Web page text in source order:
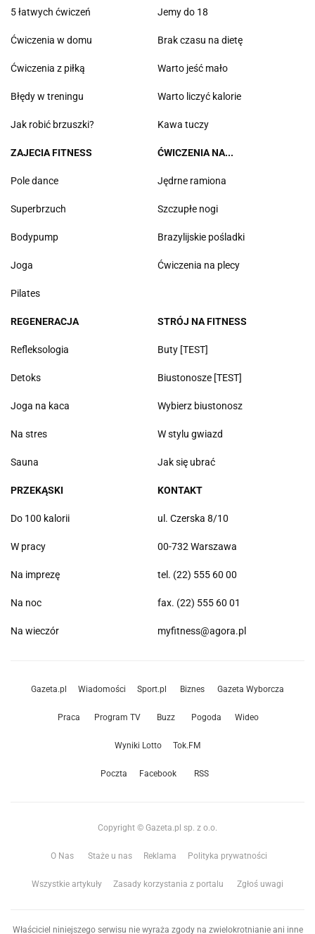
5 łatwych ćwiczeń
Ćwiczenia w domu
Ćwiczenia z piłką
Błędy w treningu
Jak robić brzuszki?
Jemy do 18
Brak czasu na dietę
Warto jeść mało
Warto liczyć kalorie
Kawa tuczy
ZAJECIA FITNESS
Pole dance
Superbrzuch
Bodypump
Joga
Pilates
ĆWICZENIA NA...
Jędrne ramiona
Szczupłe nogi
Brazylijskie pośladki
Ćwiczenia na plecy
REGENERACJA
Refleksologia
Detoks
Joga na kaca
Na stres
Sauna
STRÓJ NA FITNESS
Buty [TEST]
Biustonosze [TEST]
Wybierz biustonosz
W stylu gwiazd
Jak się ubrać
PRZEKĄSKI
Do 100 kalorii
W pracy
Na imprezę
Na noc
Na wieczór
KONTAKT
ul. Czerska 8/10
00-732 Warszawa
tel. (22) 555 60 00
fax. (22) 555 60 01
myfitness@agora.pl
Gazeta.pl Wiadomości Sport.pl Biznes Gazeta Wyborcza
Praca Program TV Buzz Pogoda Wideo
Wyniki Lotto Tok.FM
Poczta Facebook RSS
Copyright © Gazeta.pl sp. z o.o.
O Nas Staże u nas Reklama Polityka prywatności
Wszystkie artykuły Zasady korzystania z portalu Zgłoś uwagi
Właściciel niniejszego serwisu nie wyraża zgody na zwielokrotnianie ani inne